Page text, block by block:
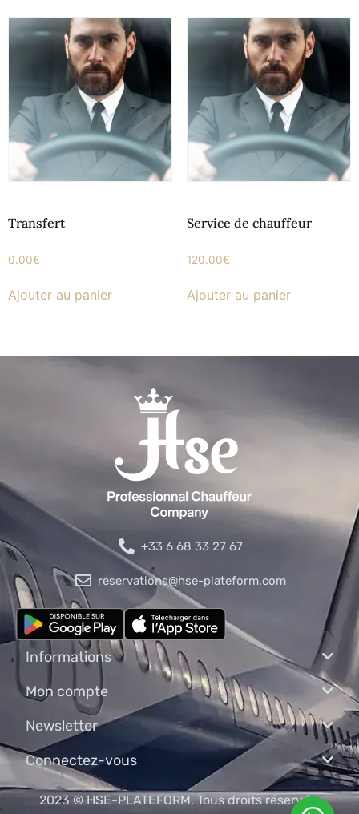
Transfert
0.00€
Ajouter au panier
Service de chauffeur
120.00€
Ajouter au panier
+33 6 68 33 27 67
reservations@hse-plateform.com
Informations
Mon compte
Newsletter
Connectez-vous
2023 © HSE-PLATEFORM. Tous droits réservés.